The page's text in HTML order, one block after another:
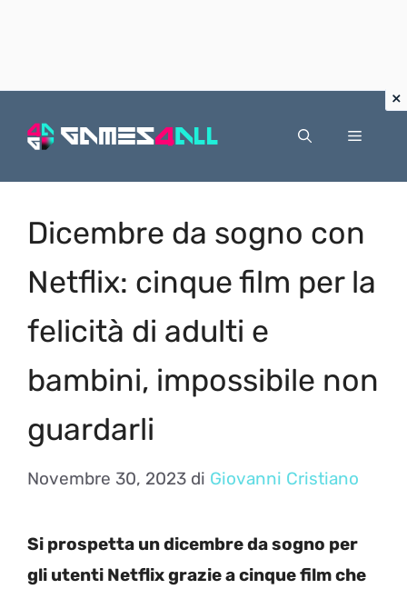
Menu
Dicembre da sogno con
Netflix: cinque film per la
felicità di adulti e
bambini, impossibile non
guardarli
Novembre 30, 2023 di Giovanni Cristiano
Si prospetta un dicembre da sogno per
gli utenti Netflix grazie a cinque film che